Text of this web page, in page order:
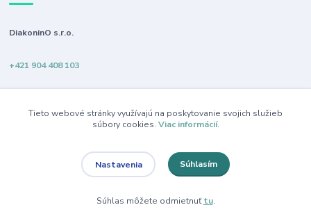
DiakoninO s.r.o.
+421 904 408 103
info@diakonino.sk
Vytvorené na
Eshop-rychlo.sk
Tieto webové stránky využívajú na poskytovanie svojich služieb
súbory cookies. Viac informácií.
Nastavenia Súhlasím
Súhlas môžete odmietnuťtu.